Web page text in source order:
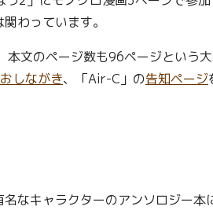
わっています。
文のページ数も96ページという
おしながき、「Air-C」の告知ページ
なキャラクターのアンソロジー本